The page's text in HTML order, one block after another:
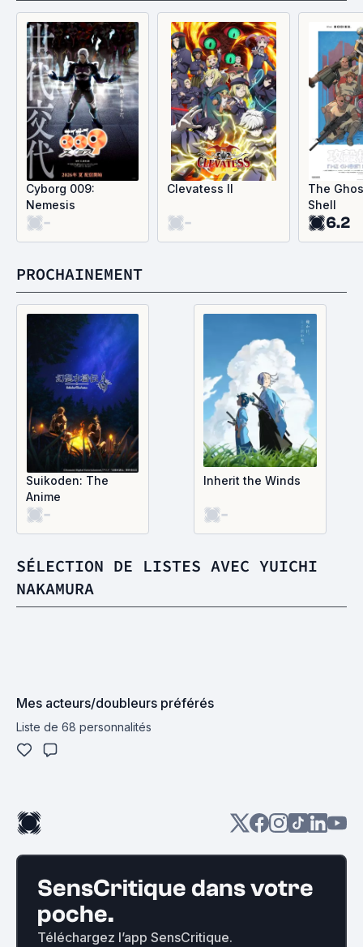
Cyborg 009:
Nemesis
-
Clevatess II
-
The
Shell
6.2
PROCHAINEMENT
Suikoden: The
Anime
-
Inherit the Winds
-
SÉLECTION DE LISTES AVEC YUICHI
NAKAMURA
Mes acteurs/doubleurs préférés
Liste de 68 personnalités
SensCritique dans votre
poche.
Téléchargez l’app SensCritique.